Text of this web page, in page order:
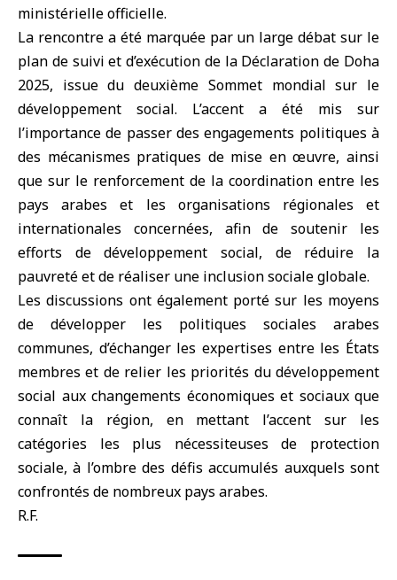
ministérielle officielle.
La rencontre a été marquée par un large débat sur le
plan de suivi et d’exécution de la Déclaration de Doha
2025, issue du deuxième Sommet mondial sur le
développement social. L’accent a été mis sur
l’importance de passer des engagements politiques à
des mécanismes pratiques de mise en œuvre, ainsi
que sur le renforcement de la coordination entre les
pays arabes et les organisations régionales et
internationales concernées, afin de soutenir les
efforts de développement social, de réduire la
pauvreté et de réaliser une inclusion sociale globale.
Les discussions ont également porté sur les moyens
de développer les politiques sociales arabes
communes, d’échanger les expertises entre les États
membres et de relier les priorités du développement
social aux changements économiques et sociaux que
connaît la région, en mettant l’accent sur les
catégories les plus nécessiteuses de protection
sociale, à l’ombre des défis accumulés auxquels sont
confrontés de nombreux pays arabes.
R.F.